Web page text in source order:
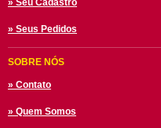
» Seu Cadastro
» Seus Pedidos
SOBRE NÓS
» Contato
» Quem Somos